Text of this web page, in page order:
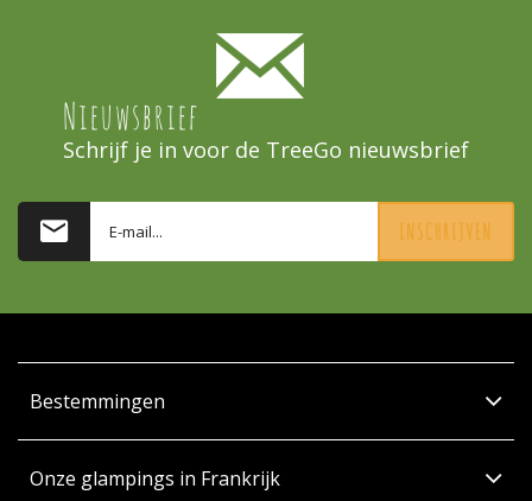
Nieuwsbrief
Schrijf je in voor de TreeGo nieuwsbrief
INSCHRIJVEN
Bestemmingen
Onze glampings in Frankrijk